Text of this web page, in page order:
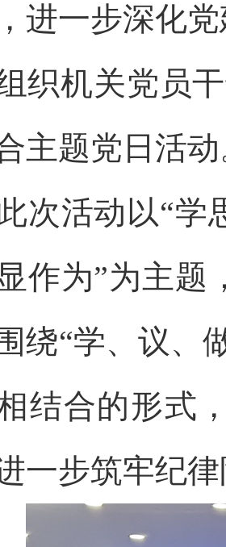
进一步深化
织机关党员
主题党日活
活动以“学思
作为”为主题
绕“学、议、
结合的形式
一步筑牢纪